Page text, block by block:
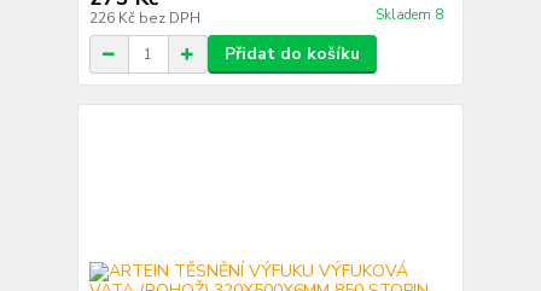
226 Kč bez DPH Skladem 8
Přidat do košíku